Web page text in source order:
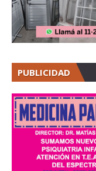
PUBLICIDAD